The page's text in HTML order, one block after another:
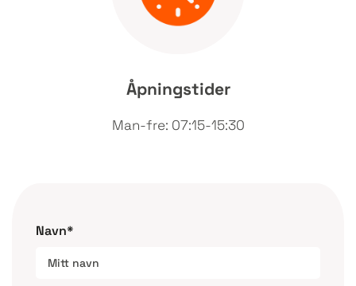
Åpningstider
Man-fre: 07:15-15:30
Navn*